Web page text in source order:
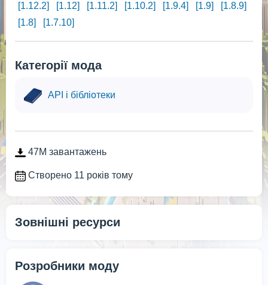
[1.12.2] [1.12] [1.11.2] [1.10.2] [1.9.4] [1.9]
[1.8.9]
[1.8]
[1.7.10]
Категорії мода
API і бібліотеки
47M завантажень
Створено 11 років тому
Зовнішні ресурси
Розробники моду